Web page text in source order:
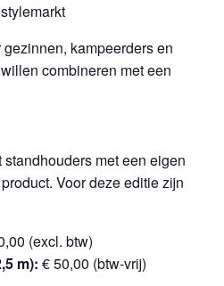
kampeerders en
combineren met een
met een eigen
Voor deze editie zijn
(excl. btw)
m): € 50,00 (btw-vrij)